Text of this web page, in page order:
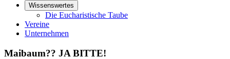
Wissenswertes
Die Eucharistische Taube
Vereine
Unternehmen
Maibaum?? JA BITTE!